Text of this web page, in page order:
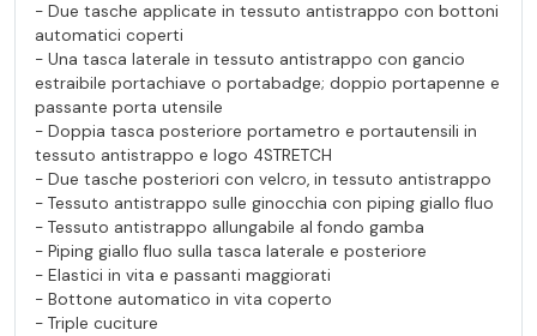
- Due tasche applicate in tessuto antistrappo con bottoni
automatici coperti
- Una tasca laterale in tessuto antistrappo con gancio
estraibile portachiave o portabadge; doppio portapenne e
passante porta utensile
- Doppia tasca posteriore portametro e portautensili in
tessuto antistrappo e logo 4STRETCH
- Due tasche posteriori con velcro, in tessuto antistrappo
- Tessuto antistrappo sulle ginocchia con piping giallo fluo
- Tessuto antistrappo allungabile al fondo gamba
- Piping giallo fluo sulla tasca laterale e posteriore
- Elastici in vita e passanti maggiorati
- Bottone automatico in vita coperto
- Triple cuciture